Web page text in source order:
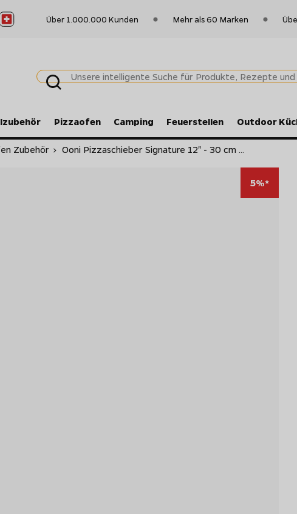
Über 1.000.000 Kunden Mehr als 60 Marken
Pizzaofen Camping Feuerstellen Outdoor
Zubehör > Ooni Pizzaschieber Signature 12" - 30 cm ...
5%*